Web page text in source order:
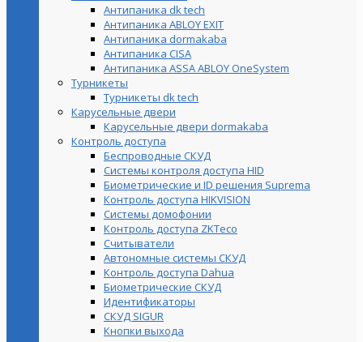
Антипаника dk tech
Антипаника ABLOY EXIT
Антипаника dormakaba
Антипаника СISA
Антипаника ASSA ABLOY OneSystem
Турникеты
Турникеты dk tech
Карусельные двери
Карусельные двери dormakaba
Контроль доступа
Беспроводные СКУД
Системы контроля доступа HID
Биометрические и ID решения Suprema
Контроль доступа HIKVISION
Системы домофонии
Контроль доступа ZKTeco
Считыватели
Автономные системы СКУД
Контроль доступа Dahua
Биометрические СКУД
Идентификаторы
СКУД SIGUR
Кнопки выхода